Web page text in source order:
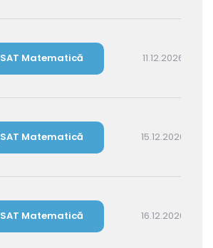
SAT Matematică 11.12.2026 16:00
SAT Matematică 15.12.2026 16:00
SAT Matematică 16.12.2026 14:30